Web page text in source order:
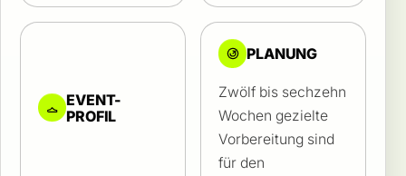
EVENT-
PROFIL
PLANUNG
Zwölf bis sechzehn
Wochen gezielte
Vorbereitung sind
für den